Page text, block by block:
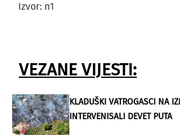
Izvor: n1
VEZANE VIJESTI:
KLADUŠKI VATROGASCI NA
INTERVENISALI DEVET PUTA